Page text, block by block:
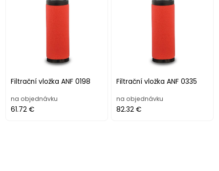
Filtrační vložka ANF 0198
na objednávku
61.72 €
Filtrační vložka ANF 0335
na objednávku
82.32 €